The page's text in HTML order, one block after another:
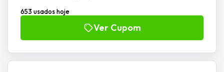
653 usados hoje
Ver Cupom